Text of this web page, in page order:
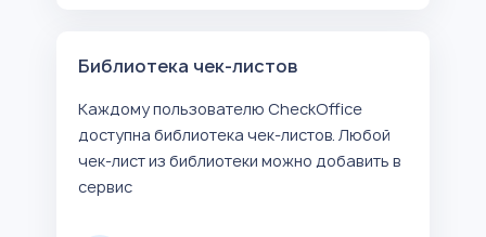
Библиотека чек-листов
Каждому пользователю CheckOffice
доступна библиотека чек-листов. Любой
чек-лист из библиотеки можно добавить в
сервис